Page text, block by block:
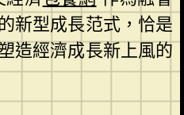
新型成長范式，恰是
造經濟成長新上風的